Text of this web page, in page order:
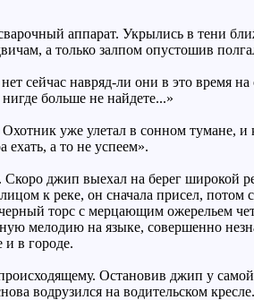
аппарат. Укрылись в тени
а только залпом опустошив
сейчас навряд-ли они в это время
больше не найдете...»
уже улетал в сонном тумане,
ехать, а то не успеем».
джип выехал на берег широкой
к реке, он сначала присел,
торс с мерцающим ожерельем
мелодию на языке, совершенно
в городе.
Остановив джип у
водрузился на водительском кресле.